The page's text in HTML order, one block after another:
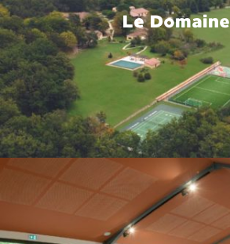
Le Domaine